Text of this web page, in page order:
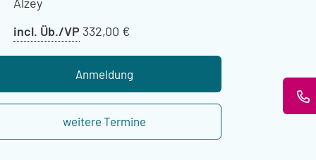
incl. Üb./VP Preis
Übernachtung
332,00 €
Anmeldung
weitere Termine